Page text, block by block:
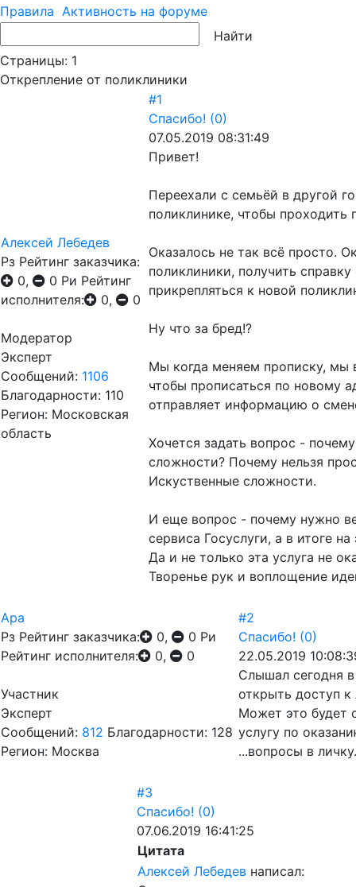
Правила Активность на форуме
Страницы: 1
Открепление от поликлиники
Алексей Лебедев
Рз Рейтинг заказчика:
0,
0 Ри Рейтинг
исполнителя:
0, 0
Модератор
Эксперт
Сообщений: 1106
Благодарности: 110
Регион: Московская
область
#1
Спасибо! (0)
07.05.2019 08:31:49
Привет!
Переехали с семьёй в другой
поликлинике, чтобы проходить
Оказалось не так всё просто.
поликлиники, получить
прикрепляться к новой
Ну что за бред!?
Мы когда меняем прописку, мы
чтобы прописаться по новому
отправляет информацию о
Хочется задать вопрос -
сложности? Почему нельзя
Искуственные сложности.
И еще вопрос - почему нужно
сервиса Госуслуги, а в итоге
Да и не только эта услуга не
Творенье рук и воплощение
Ара
Рз Рейтинг заказчика: 0, 0 Ри
Рейтинг исполнителя:
0, 0
Участник
Эксперт
Сообщений: 812 Благодарности: 128
Регион: Москва
#2
Спасибо! (0)
22.05.2019
Слышал сегодня в
открыть доступ
Может это будет
услугу по
...вопросы в
#3
Спасибо! (0)
07.06.2019 16:41:25
Цитата
Алексей Лебедев написал: